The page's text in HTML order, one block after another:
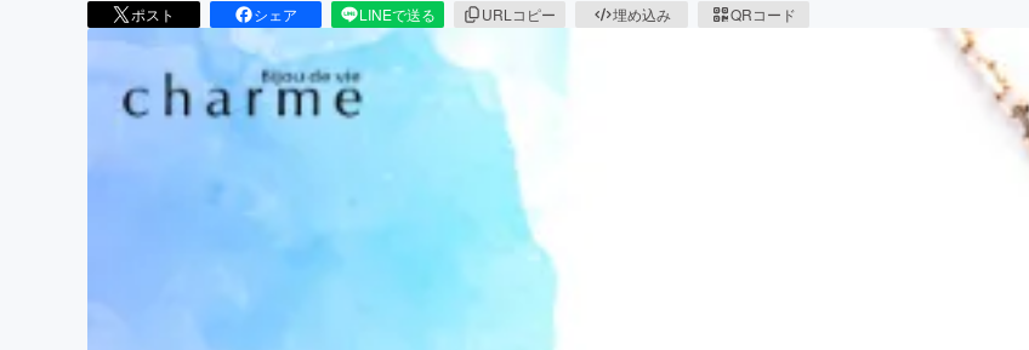
ポスト シェア LINEで送る URLコピー 埋め込み QRコード